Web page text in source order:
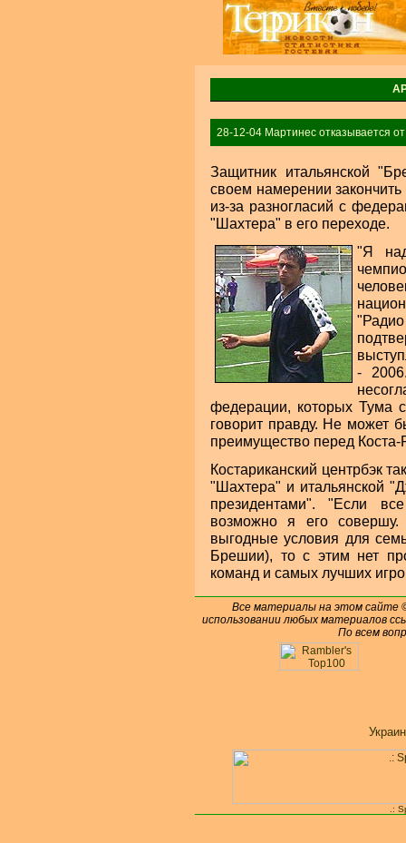
28-12-04 Мартинес отказывается
Защитник итальянской
своем намерении
из-за разногласий с
"Шахтера" в его переходе.
"Я
-
федерации, которых Тума
говорит правду. Не может
преимущество перед Коста-
Костариканский центрбэк
"Шахтера" и итальянской
президентами". "Если
возможно я его совершу.
выгодные условия для
Брешии), то с этим нет
команд и самых лучших
Все материалы на этом сайте
использовании любых материалов
По всем
.: